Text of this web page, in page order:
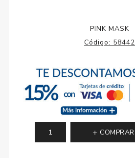
PINK MASK
Código: 58442
COMPRAR